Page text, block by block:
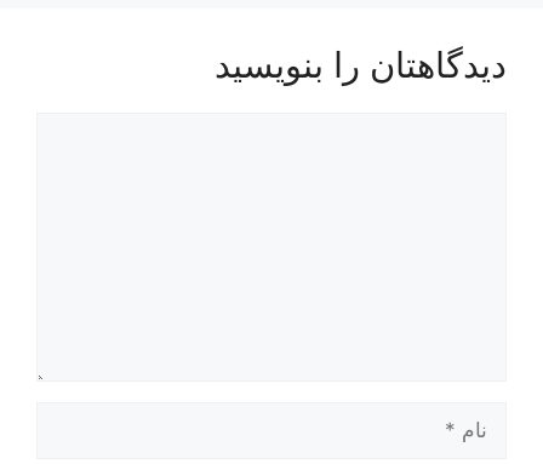
دیدگاهتان را بنویسید